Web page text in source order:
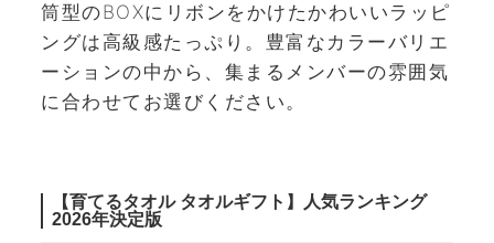
筒型のBOXにリボンをかけたかわいいラッピ
ングは高級感たっぷり。豊富なカラーバリエ
ーションの中から、集まるメンバーの雰囲気
に合わせてお選びください。